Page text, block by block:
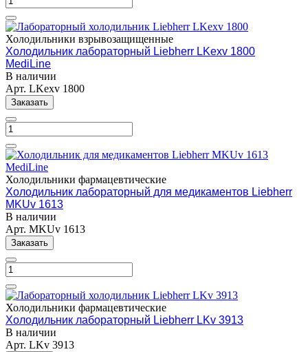
Холодильники взрывозащищенные
Холодильник лабораторный Liebherr LKexv 1800
MediLine
В наличии
Арт. LKexv 1800
Заказать
Холодильники фармацевтические
Холодильник лабораторный для медикаментов Liebherr
MKUv 1613
В наличии
Арт. MKUv 1613
Заказать
Холодильники фармацевтические
Холодильник лабораторный Liebherr LKv 3913
В наличии
Арт. LKv 3913